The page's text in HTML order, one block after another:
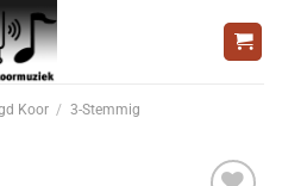
Koor / 3-Stemmig